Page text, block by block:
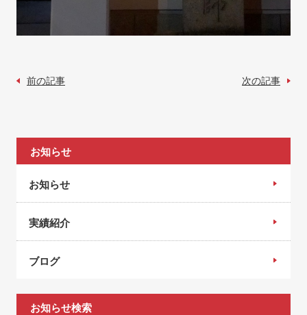
前の記事 次の記事
お知らせ
お知らせ
実績紹介
ブログ
お知らせ検索